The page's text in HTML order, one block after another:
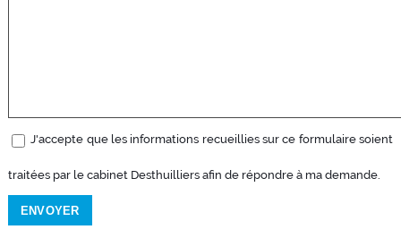
J'accepte que les informations recueillies sur ce formulaire soient
traitées par le cabinet Desthuilliers afin de répondre à ma demande.